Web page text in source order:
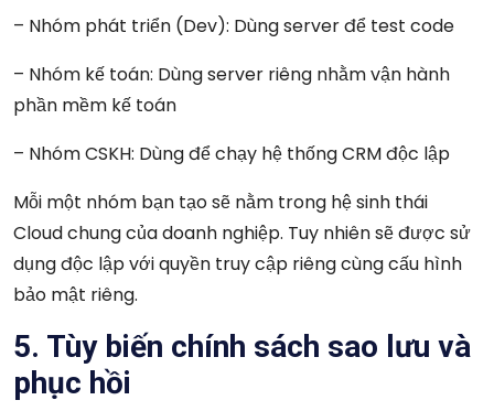
– Nhóm phát triển (Dev): Dùng server để test code
– Nhóm kế toán: Dùng server riêng nhằm vận hành
phần mềm kế toán
– Nhóm CSKH: Dùng để chạy hệ thống CRM độc lập
Mỗi một nhóm bạn tạo sẽ nằm trong hệ sinh thái
Cloud chung của doanh nghiệp. Tuy nhiên sẽ được sử
dụng độc lập với quyền truy cập riêng cùng cấu hình
bảo mật riêng.
5. Tùy biến chính sách sao lưu và
phục hồi